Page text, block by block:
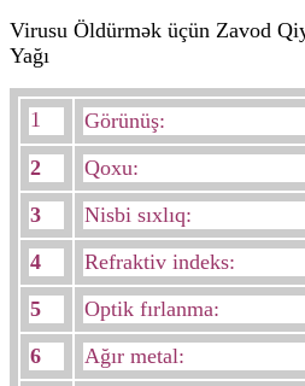
Virusu Öldürmək üçün Zavod
Yağı
1 Görünüş:
2
Qoxu:
3
Nisbi sıxlıq:
4
Refraktiv indeks:
5
Optik fırlanma:
6
Ağır metal: